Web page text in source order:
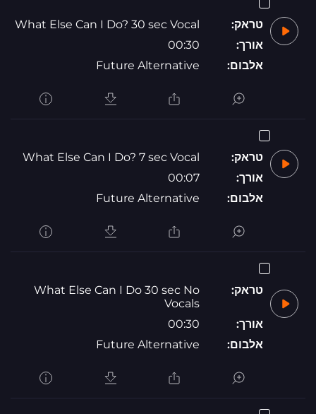
טראק:
What Else Can I Do? 30 sec Vocal
אורך:
00:30
אלבום:
Future Alternative
טראק:
What Else Can I Do? 7 sec Vocal
אורך:
00:07
אלבום:
Future Alternative
טראק:
What Else Can I Do 30 sec No
Vocals
אורך:
00:30
אלבום:
Future Alternative